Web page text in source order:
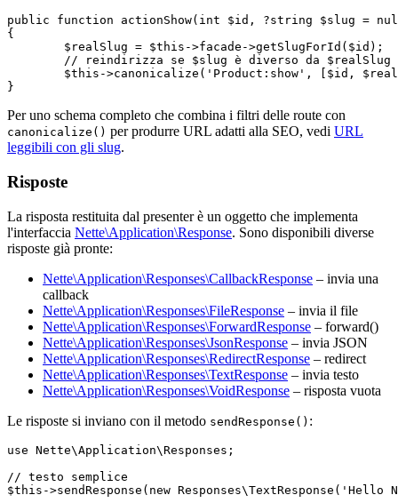
public function actionShow(int $id, ?string $slug =
{
Per uno schema completo che combina i filtri delle route con
canonicalize() per produrre URL adatti alla SEO, vedi URL
leggibili con gli slug.
Risposte
La risposta restituita dal presenter è un oggetto che implementa
l'interfaccia Nette\Application\Response. Sono disponibili diverse
risposte già pronte:
Nette\Application\Responses\CallbackResponse – invia una
callback
Nette\Application\Responses\FileResponse – invia il file
Nette\Application\Responses\ForwardResponse – forward()
Nette\Application\Responses\JsonResponse – invia JSON
Nette\Application\Responses\RedirectResponse – redirect
Nette\Application\Responses\TextResponse – invia testo
Nette\Application\Responses\VoidResponse – risposta vuota
Le risposte si inviano con il metodo sendResponse() :
use Nette\Application\Responses;
// testo semplice
$this->sendResponse(new